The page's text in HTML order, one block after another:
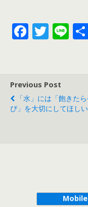
F
b
o
o
T
er
Li
Previous Post
「水」には「飽きた
ぴ」を大切にしてほしい
Mobile